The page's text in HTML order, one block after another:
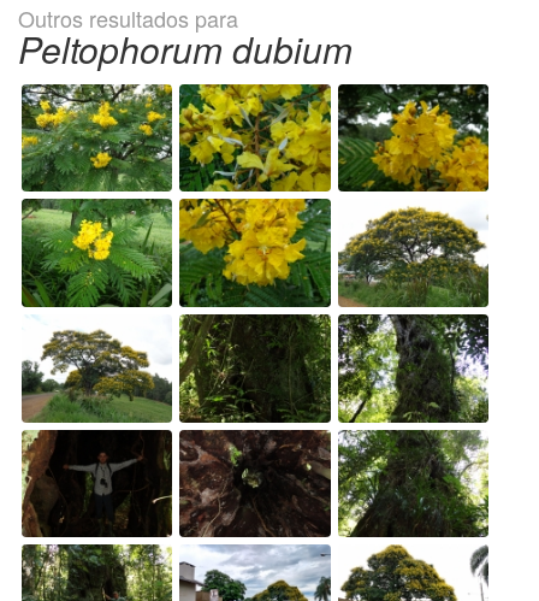
Outros resultados para
Peltophorum dubium